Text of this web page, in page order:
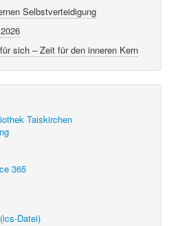
Selbstverteidigung
sich – Zeit für den inneren Kern
Taiskirchen
365
Datei)